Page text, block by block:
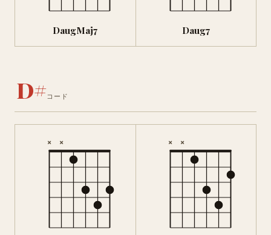
DaugMaj7 Daug7
D#コード
× × × ×